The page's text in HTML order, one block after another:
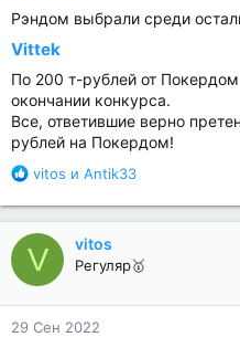
Рэндом выбрали среди
Vittek
По 200 т-рублей от
окончании конкурса.
Все, ответившие верно
рублей на Покердом!
Р
а
к
ц
и
и
:
vitos и Antik33
V vitos
Регуляр🥇
29 Сен 2022